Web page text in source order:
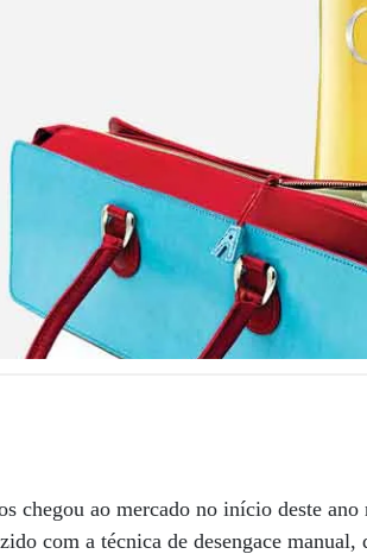
chegou ao mercado no início deste
com a técnica de desengace manual,